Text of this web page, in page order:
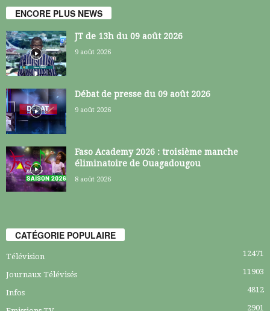
ENCORE PLUS NEWS
JT de 13h du 09 août 2026
9 août 2026
Débat de presse du 09 août 2026
9 août 2026
Faso Academy 2026 : troisième manche
éliminatoire de Ouagadougou
8 août 2026
CATÉGORIE POPULAIRE
Télévision 12471
Journaux Télévisés 11903
Infos 4812
2901